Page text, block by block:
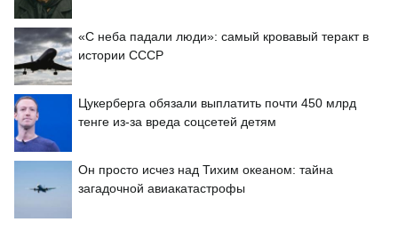
«С неба падали люди»: самый кровавый теракт в
истории СССР
Цукерберга обязали выплатить почти 450 млрд
тенге из-за вреда соцсетей детям
Он просто исчез над Тихим океаном: тайна
загадочной авиакатастрофы